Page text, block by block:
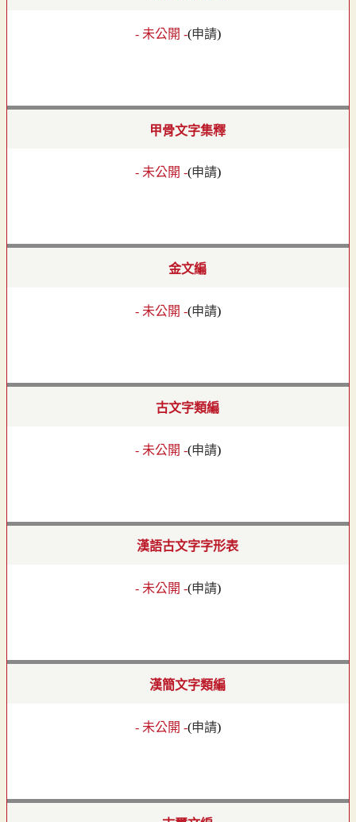
- 未公開 -(申請)
甲骨文字集釋
- 未公開 -(申請)
金文編
- 未公開 -(申請)
古文字類編
- 未公開 -(申請)
漢語古文字字形表
- 未公開 -(申請)
漢簡文字類編
- 未公開 -(申請)